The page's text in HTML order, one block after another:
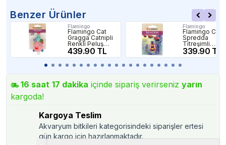
Benzer Ürünler
Flamingo
Flamingo Cat
Gragga Catnipli
Renkli Peluş
Fare Şeklinde
Kedi Oyuncağı
439.90 TL
Flamingo
Flamingo Cat
Spredda
Titreşimli
Yürüyen
Uğur Böceği
339.90 TL
16 saat 17 dakika içinde sipariş verirseniz yarın
kargoda!
Kargoya Teslim
Akvaryum bitkileri kategorisindeki siparişler ertesi
gün kargo için hazırlanmaktadır.